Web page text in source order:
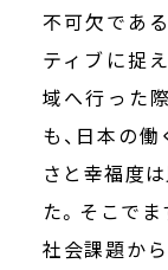
不可欠であ
ティブに捉
域へ行った
も、日本の
さと幸福度
た。そこで
社会課題か